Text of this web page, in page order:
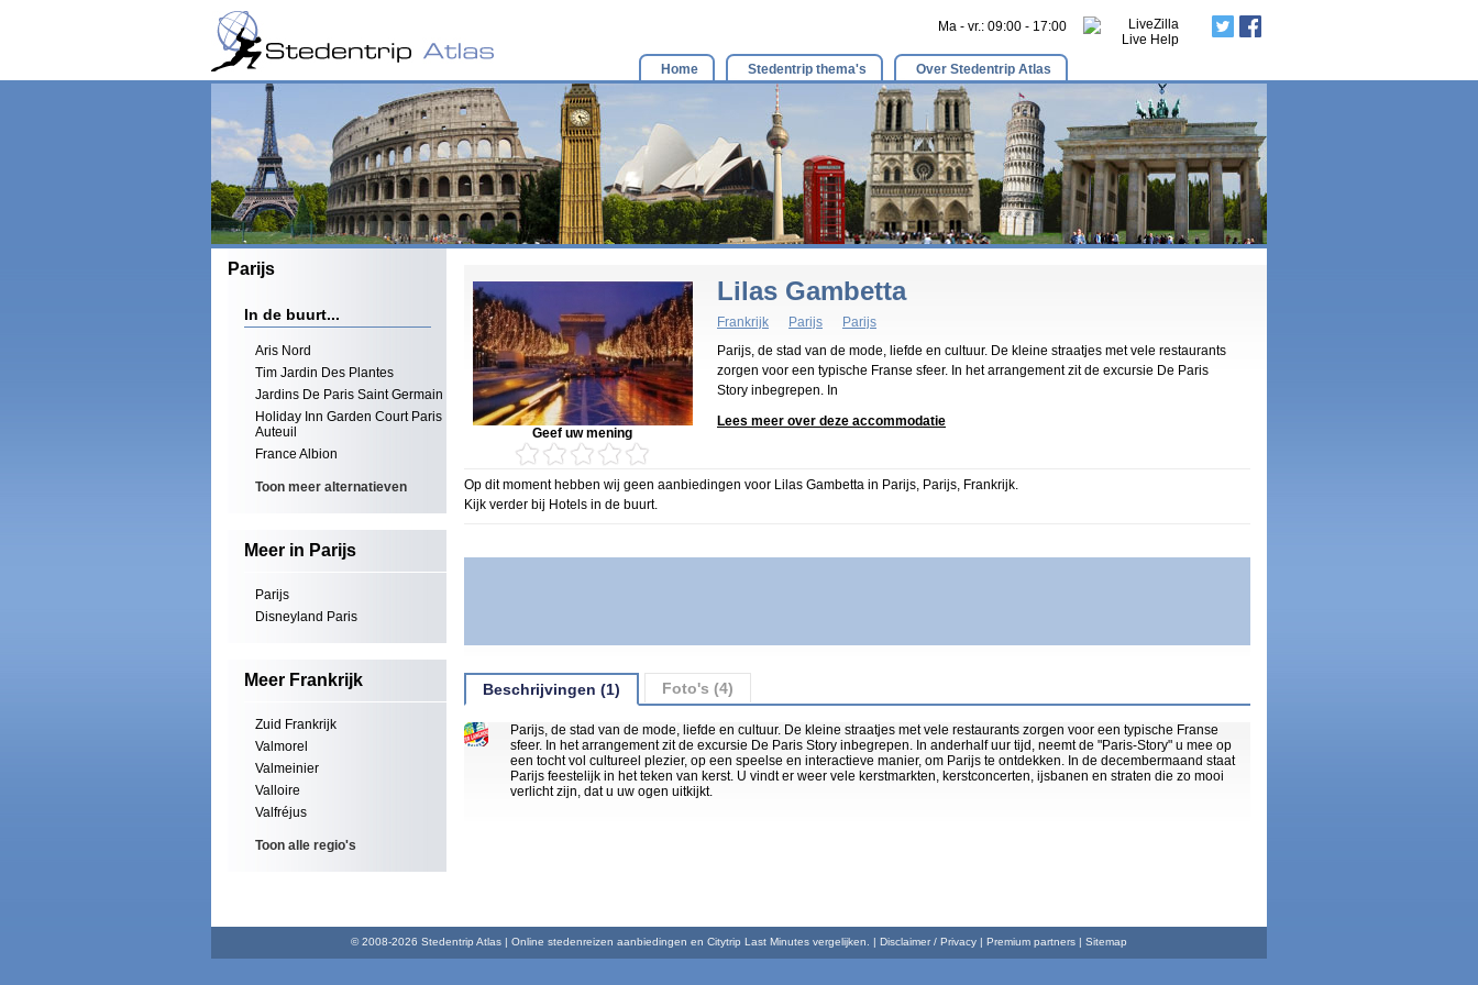
Ma - vr.: 09:00 - 17:00
Home Stedentrip thema's Over Stedentrip Atlas
Parijs
In de buurt...
Aris Nord
Tim Jardin Des Plantes
Jardins De Paris Saint Germain
Holiday Inn Garden Court Paris
Auteuil
France Albion
Toon meer alternatieven
Meer in Parijs
Parijs
Disneyland Paris
Meer Frankrijk
Zuid Frankrijk
Valmorel
Valmeinier
Valloire
Valfréjus
Toon alle regio's
Geef uw mening
Lilas Gambetta
Frankrijk Parijs
Parijs
Parijs, de stad van de mode, liefde en cultuur. De kleine straatjes met vele restaurants
zorgen voor een typische Franse sfeer. In het arrangement zit de excursie De Paris
Story inbegrepen. In
Lees meer over deze accommodatie
Op dit moment hebben wij geen aanbiedingen voor Lilas Gambetta in Parijs, Parijs, Frankrijk.
Kijk verder bij Hotels in de buurt.
Beschrijvingen (1) Foto's (4)
Parijs, de stad van de mode, liefde en cultuur. De kleine straatjes met vele restaurants zorgen voor een typische Franse
sfeer. In het arrangement zit de excursie De Paris Story inbegrepen. In anderhalf uur tijd, neemt de "Paris-Story" u mee op
een tocht vol cultureel plezier, op een speelse en interactieve manier, om Parijs te ontdekken. In de decembermaand staat
Parijs feestelijk in het teken van kerst. U vindt er weer vele kerstmarkten, kerstconcerten, ijsbanen en straten die zo mooi
verlicht zijn, dat u uw ogen uitkijkt.
© 2008-2026 Stedentrip Atlas | Online stedenreizen aanbiedingen en Citytrip Last Minutes vergelijken. | Disclaimer / Privacy | Premium partners | Sitemap